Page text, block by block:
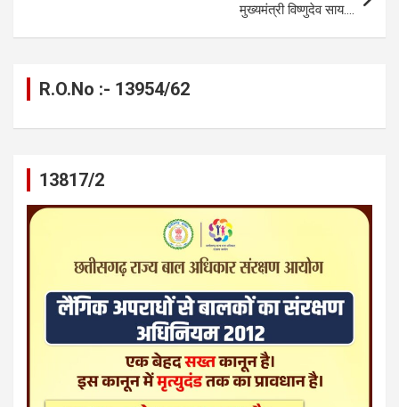
मुख्यमंत्री विष्णुदेव साय….
R.O.No :- 13954/62
13817/2